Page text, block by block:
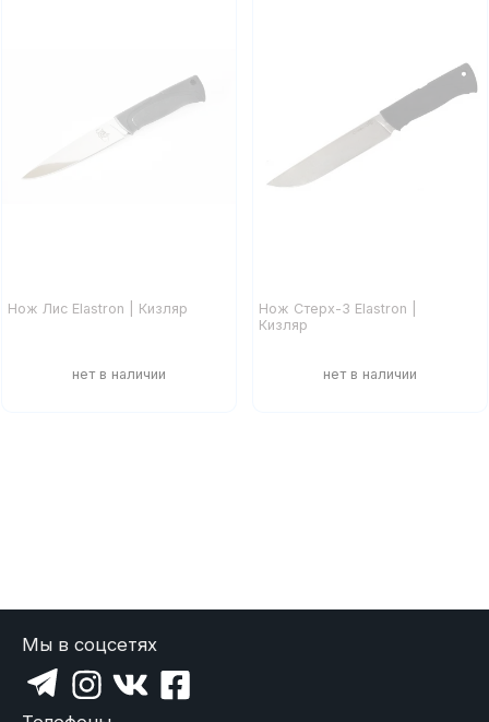
Нож Лис Elastron | Кизляр
Нож Стерх-3 Elastron |
Кизляр
Мы в соцсетях